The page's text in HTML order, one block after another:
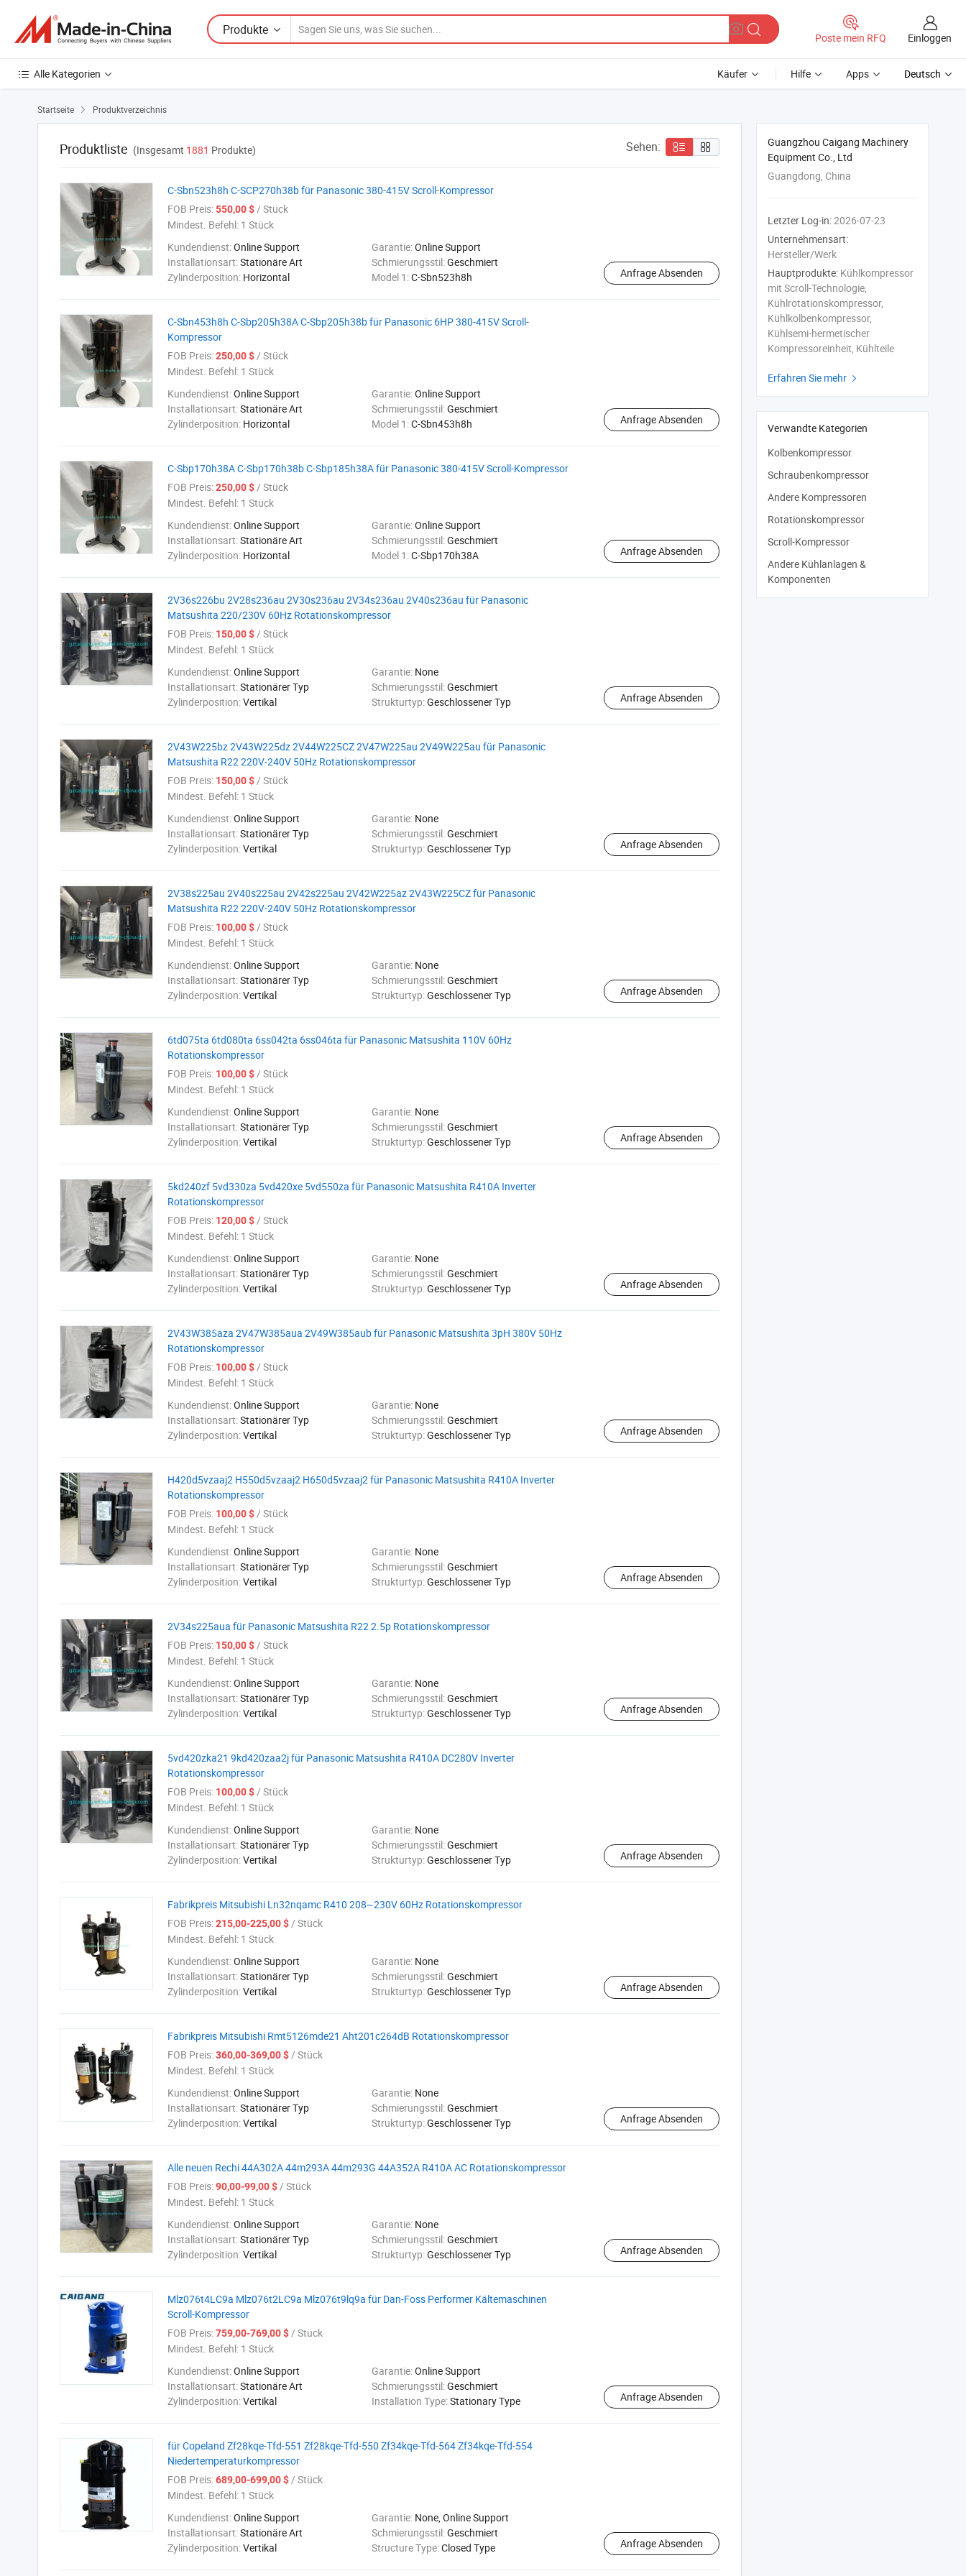
Produkte
Poste mein RFQ Einloggen
Alle Kategorien Käufer Hilfe Apps Deutsch
Startseite  Produktverzeichnis
Produktliste (Insgesamt 1881 Produkte) Sehen:
C-Sbn523h8h C-SCP270h38b für Panasonic 380-415V Scroll-Kompressor
FOB Preis:550,00 $/ Stück
Mindest. Befehl: 1 Stück
Kundendienst:Online Support Garantie:Online Support
Installationsart:Stationäre Art Schmierungsstil:Geschmiert
Zylinderposition: Horizontal Model 1:C-Sbn523h8h Anfrage Absenden
C-Sbn453h8h C-Sbp205h38A C-Sbp205h38b für Panasonic 6HP 380-415V Scroll-
Kompressor
FOB Preis:250,00 $/ Stück
Mindest. Befehl: 1 Stück
Kundendienst:Online Support Garantie:Online Support
Installationsart:Stationäre Art Schmierungsstil:Geschmiert
Zylinderposition: Horizontal Model 1:C-Sbn453h8h Anfrage Absenden
C-Sbp170h38A C-Sbp170h38b C-Sbp185h38A für Panasonic 380-415V Scroll-Kompressor
FOB Preis:250,00 $/ Stück
Mindest. Befehl: 1 Stück
Kundendienst:Online Support Garantie:Online Support
Installationsart:Stationäre Art Schmierungsstil:Geschmiert
Zylinderposition: Horizontal Model 1:C-Sbp170h38A Anfrage Absenden
2V36s226bu 2V28s236au 2V30s236au 2V34s236au 2V40s236au für Panasonic
Matsushita 220/230V 60Hz Rotationskompressor
FOB Preis: 150,00 $/ Stück
Mindest. Befehl: 1 Stück
Kundendienst:Online Support Garantie: None
Installationsart:Stationärer Typ Schmierungsstil:Geschmiert
Zylinderposition:Vertikal Strukturtyp:Geschlossener Typ Anfrage Absenden
2V43W225bz 2V43W225dz 2V44W225CZ 2V47W225au 2V49W225au für Panasonic
Matsushita R22 220V-240V 50Hz Rotationskompressor
FOB Preis: 150,00 $/ Stück
Mindest. Befehl: 1 Stück
Kundendienst:Online Support Garantie: None
Installationsart:Stationärer Typ Schmierungsstil:Geschmiert
Zylinderposition:Vertikal Strukturtyp:Geschlossener Typ Anfrage Absenden
2V38s225au 2V40s225au 2V42s225au 2V42W225az 2V43W225CZ für Panasonic
Matsushita R22 220V-240V 50Hz Rotationskompressor
FOB Preis: 100,00 $/ Stück
Mindest. Befehl: 1 Stück
Kundendienst:Online Support Garantie: None
Installationsart:Stationärer Typ Schmierungsstil:Geschmiert
Zylinderposition:Vertikal Strukturtyp:Geschlossener Typ Anfrage Absenden
6td075ta 6td080ta 6ss042ta 6ss046ta für Panasonic Matsushita 110V 60Hz
Rotationskompressor
FOB Preis: 100,00 $/ Stück
Mindest. Befehl: 1 Stück
Kundendienst:Online Support Garantie: None
Installationsart:Stationärer Typ Schmierungsstil:Geschmiert
Zylinderposition:Vertikal Strukturtyp:Geschlossener Typ Anfrage Absenden
5kd240zf 5vd330za 5vd420xe 5vd550za für Panasonic Matsushita R410A Inverter
Rotationskompressor
FOB Preis: 120,00 $/ Stück
Mindest. Befehl: 1 Stück
Kundendienst:Online Support Garantie: None
Installationsart:Stationärer Typ Schmierungsstil:Geschmiert
Zylinderposition:Vertikal Strukturtyp:Geschlossener Typ Anfrage Absenden
2V43W385aza 2V47W385aua 2V49W385aub für Panasonic Matsushita 3pH 380V 50Hz
Rotationskompressor
FOB Preis: 100,00 $/ Stück
Mindest. Befehl: 1 Stück
Kundendienst:Online Support Garantie: None
Installationsart:Stationärer Typ Schmierungsstil:Geschmiert
Zylinderposition:Vertikal Strukturtyp:Geschlossener Typ Anfrage Absenden
H420d5vzaaj2 H550d5vzaaj2 H650d5vzaaj2 für Panasonic Matsushita R410A Inverter
Rotationskompressor
FOB Preis: 100,00 $/ Stück
Mindest. Befehl: 1 Stück
Kundendienst:Online Support Garantie: None
Installationsart:Stationärer Typ Schmierungsstil:Geschmiert
Zylinderposition:Vertikal Strukturtyp:Geschlossener Typ Anfrage Absenden
2V34s225aua für Panasonic Matsushita R22 2.5p Rotationskompressor
FOB Preis: 150,00 $/ Stück
Mindest. Befehl: 1 Stück
Kundendienst:Online Support Garantie: None
Installationsart:Stationärer Typ Schmierungsstil:Geschmiert
Zylinderposition:Vertikal Strukturtyp:Geschlossener Typ Anfrage Absenden
5vd420zka21 9kd420zaa2j für Panasonic Matsushita R410A DC280V Inverter
Rotationskompressor
FOB Preis: 100,00 $/ Stück
Mindest. Befehl: 1 Stück
Kundendienst:Online Support Garantie: None
Installationsart:Stationärer Typ Schmierungsstil:Geschmiert
Zylinderposition:Vertikal Strukturtyp:Geschlossener Typ Anfrage Absenden
Fabrikpreis Mitsubishi Ln32nqamc R410 208~230V 60Hz Rotationskompressor
FOB Preis:215,00-225,00 $/ Stück
Mindest. Befehl: 1 Stück
Kundendienst:Online Support Garantie: None
Installationsart:Stationärer Typ Schmierungsstil:Geschmiert
Zylinderposition:Vertikal Strukturtyp:Geschlossener Typ Anfrage Absenden
Fabrikpreis Mitsubishi Rmt5126mde21 Aht201c264dB Rotationskompressor
FOB Preis:360,00-369,00 $/ Stück
Mindest. Befehl: 1 Stück
Kundendienst:Online Support Garantie: None
Installationsart:Stationärer Typ Schmierungsstil:Geschmiert
Zylinderposition:Vertikal Strukturtyp:Geschlossener Typ Anfrage Absenden
Alle neuen Rechi 44A302A 44m293A 44m293G 44A352A R410A AC Rotationskompressor
FOB Preis:90,00-99,00 $/ Stück
Mindest. Befehl: 1 Stück
Kundendienst:Online Support Garantie: None
Installationsart:Stationärer Typ Schmierungsstil:Geschmiert
Zylinderposition:Vertikal Strukturtyp:Geschlossener Typ Anfrage Absenden
Mlz076t4LC9a Mlz076t2LC9a Mlz076t9lq9a für Dan-Foss Performer Kältemaschinen
Scroll-Kompressor
FOB Preis:759,00-769,00 $/ Stück
Mindest. Befehl: 1 Stück
Kundendienst:Online Support Garantie:Online Support
Installationsart:Stationäre Art Schmierungsstil:Geschmiert
Zylinderposition:Vertikal Installation Type:Stationary Type Anfrage Absenden
für Copeland Zf28kqe-Tfd-551 Zf28kqe-Tfd-550 Zf34kqe-Tfd-564 Zf34kqe-Tfd-554
Niedertemperaturkompressor
FOB Preis:689,00-699,00 $/ Stück
Mindest. Befehl: 1 Stück
Kundendienst:Online Support Garantie: None, Online Support
Installationsart:Stationäre Art Schmierungsstil:Geschmiert
Zylinderposition:Vertikal Structure Type:Closed Type Anfrage Absenden
Guangzhou Caigang Machinery
Equipment Co., Ltd
Guangdong, China
Letzter Log-in:2026-07-23
Unternehmensart:
Hersteller/Werk
Hauptprodukte: Kühlkompressor
mit Scroll-Technologie,
Kühlrotationskompressor,
Kühlkolbenkompressor,
Kühlsemi-hermetischer
Kompressoreinheit, Kühlteile
Erfahren Sie mehr 
Verwandte Kategorien
Kolbenkompressor
Schraubenkompressor
Andere Kompressoren
Rotationskompressor
Scroll-Kompressor
Andere Kühlanlagen &
Komponenten